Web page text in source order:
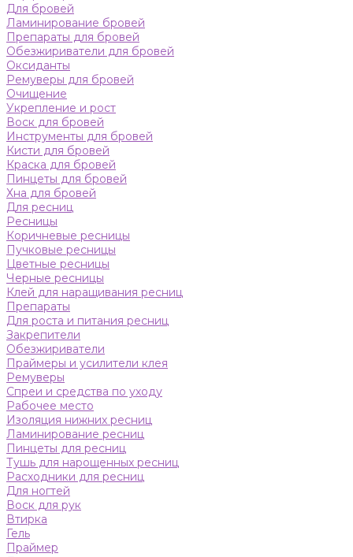
Для бровей
Ламинирование бровей
Препараты для бровей
Обезжириватели для бровей
Оксиданты
Ремуверы для бровей
Очищение
Укрепление и рост
Воск для бровей
Инструменты для бровей
Кисти для бровей
Краска для бровей
Пинцеты для бровей
Хна для бровей
Для ресниц
Ресницы
Коричневые ресницы
Пучковые ресницы
Цветные ресницы
Черные ресницы
Клей для наращивания ресниц
Препараты
Для роста и питания ресниц
Закрепители
Обезжириватели
Праймеры и усилители клея
Ремуверы
Спреи и средства по уходу
Рабочее место
Изоляция нижних ресниц
Ламинирование ресниц
Пинцеты для ресниц
Тушь для нарощенных ресниц
Расходники для ресниц
Для ногтей
Воск для рук
Втирка
Гель
Праймер